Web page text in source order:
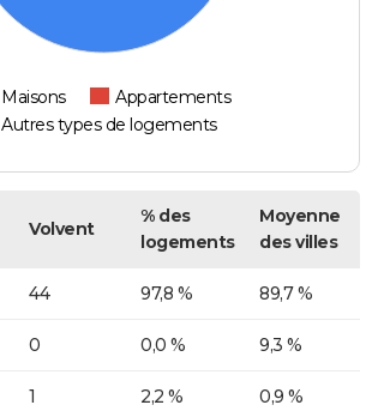
Maisons
Appartements
Autres types de logements
Volvent
% des
logements
Moyenne
des villes
44 97,8 % 89,7 %
0 0,0 % 9,3 %
1 2,2 % 0,9 %